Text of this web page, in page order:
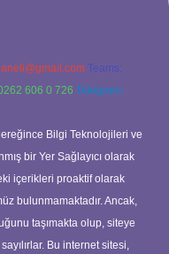
Teams:
606 0 726 Telegram:
Bilgi Teknolojileri ve
bir Yer Sağlayıcı olarak
içerikleri proaktif olarak
bulunmamaktadır. Ancak,
taşımakta olup, siteye
Bu internet sitesi,